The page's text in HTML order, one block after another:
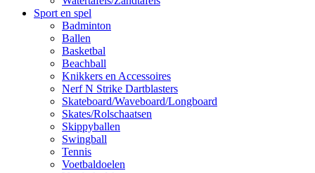
Sport en spel
Badminton
Ballen
Basketbal
Beachball
Knikkers en Accessoires
Nerf N Strike Dartblasters
Skateboard/Waveboard/Longboard
Skates/Rolschaatsen
Skippyballen
Swingball
Tennis
Voetbaldoelen